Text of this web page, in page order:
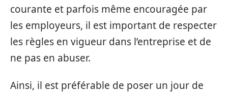
courante et parfois même encouragée par
les employeurs, il est important de respecter
les règles en vigueur dans l’entreprise et de
ne pas en abuser.
Ainsi, il est préférable de poser un jour de